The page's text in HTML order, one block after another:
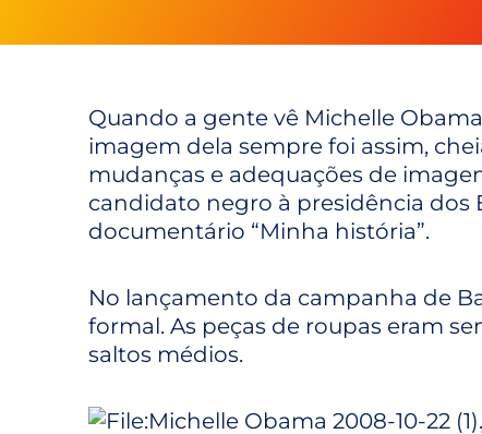
Quando a gente vê Michelle
imagem dela sempre foi assim,
mudanças e adequações de
candidato negro à presidência dos
documentário “Minha história”.
No lançamento da campanha de
formal. As peças de roupas eram
saltos médios.